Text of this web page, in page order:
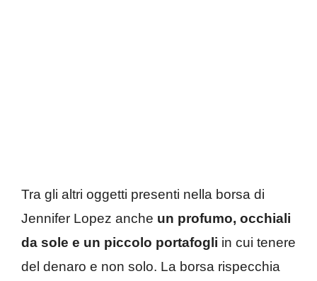
Tra gli altri oggetti presenti nella borsa di
Jennifer Lopez anche un profumo, occhiali
da sole e un piccolo portafogli in cui tenere
del denaro e non solo. La borsa rispecchia